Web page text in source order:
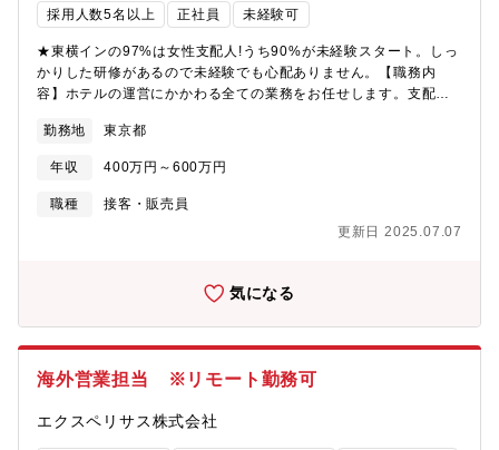
採用人数5名以上 正社員 未経験可
★東横インの97%は女性支配人!うち90%が未経験スタート。しっ
かりした研修があるので未経験でも心配ありません。【職務内
容】ホテルの運営にかかわる全ての業務をお任せします。支配人
ようなあたたかいサービスを心がけてください。【具体的な仕事
内容】■スタッフの管理:採用・指導・給与計算■施設や設備の管理:
客室や館内の設備、備品などを清潔に維持管理■収支管理:稼働
率・売上向上のための計画推進■地域のコミュニケーション活動:
ティに根差したホテルづくりを目指します。【入社当初充実した
研修（約1ヶ月半、着任先と別店舗にて地元を離れ宿泊を伴う）
で、フロント、朝食準備、清掃、事務など業務全般を習得。別
途、東京本社・研修センターにて総合的に学ぶ座学を前半7日間と
後半4日間実施。宿泊を伴う最長2ヶ月の研修があります。(変更の
範囲)募集の時点で想定なし
勤務地 東京都
年収 400万円～600万円
職種
接客・販売員
更新日 2025.07.07
気になる
海外営業担当 ※リモート勤務可
エクスペリサス株式会社